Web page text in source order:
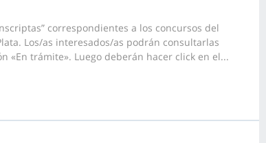
correspondientes a los concursos del
Los/as interesados/as podrán consultarlas
«En trámite». Luego deberán hacer click en el...